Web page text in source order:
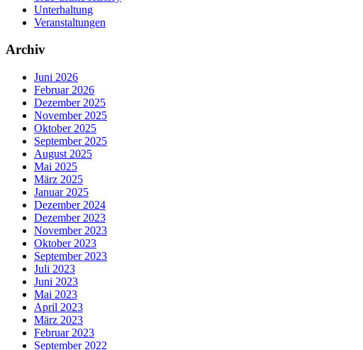
Unterhaltung
Veranstaltungen
Archiv
Juni 2026
Februar 2026
Dezember 2025
November 2025
Oktober 2025
September 2025
August 2025
Mai 2025
März 2025
Januar 2025
Dezember 2024
Dezember 2023
November 2023
Oktober 2023
September 2023
Juli 2023
Juni 2023
Mai 2023
April 2023
März 2023
Februar 2023
September 2022